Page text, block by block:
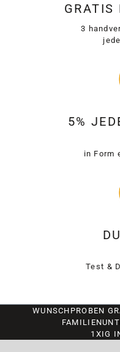
GRATIS
3
5%
in Form
Test &
WUNSCHPROBEN
1XIG